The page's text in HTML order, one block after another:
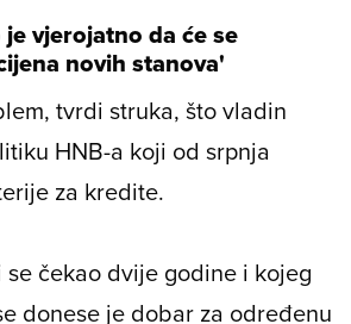
vjerojatno da će se
novih stanova'
tvrdi struka, što vladin
HNB-a koji od srpnja
za kredite.
čekao dvije godine i kojeg
donese je dobar za određenu